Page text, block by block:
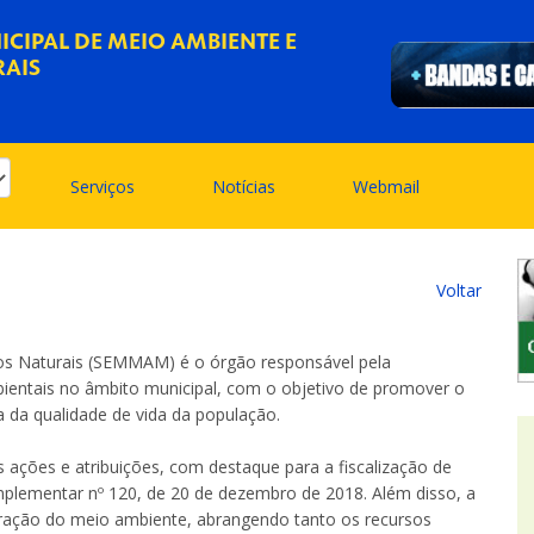
DE MEIO AMBIENTE E
Serviços Notícias Webmail
Voltar
Naturais (SEMMAM) é o órgão responsável pela
no âmbito municipal, com o objetivo de promover o
qualidade de vida da população.
e atribuições, com destaque para a fiscalização de
nº 120, de 20 de dezembro de 2018. Além disso, a
do meio ambiente, abrangendo tanto os recursos